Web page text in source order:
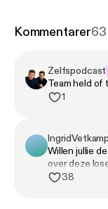
een hele dure
gebeuren. De
zichzelf dat
Alpine Divorce.
zat bent, maar
gaat ons toch
Kommentarer63
Zelfspodcast
Team held of
1
IngridVetkamp
Willen jullie
over deze
niet in deze
38